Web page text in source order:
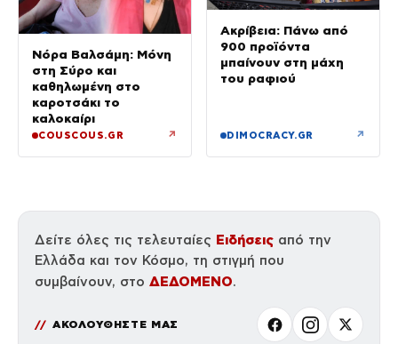
Νόρα Βαλσάμη: Μόνη
στη Σύρο και
καθηλωμένη στο
καροτσάκι το
καλοκαίρι
COUSCOUS.GR ↗
Ακρίβεια: Πάνω από
900 προϊόντα
μπαίνουν στη μάχη
του ραφιού
DIMOCRACY.GR ↗
Δείτε όλες τις τελευταίες Ειδήσεις από την
Ελλάδα και τον Κόσμο, τη στιγμή που
συμβαίνουν, στο ΔΕΔΟΜΕΝΟ.
ΑΚΟΛΟΥΘΗΣΤΕ ΜΑΣ